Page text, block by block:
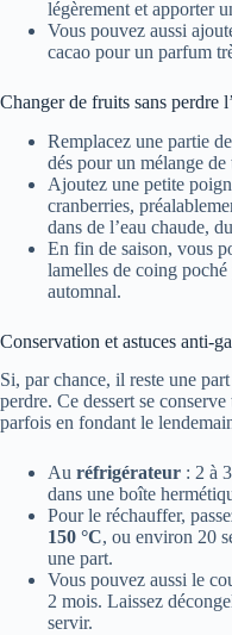
légèrement et apporter
Vous pouvez aussi
cacao pour un parfum
Changer de fruits sans perdre
Remplacez une partie
dés pour un mélange de
Ajoutez une petite
cranberries,
dans de l’eau chaude,
En fin de saison, vous
lamelles de coing
automnal.
Conservation et astuces anti-
Si, par chance, il reste une
perdre. Ce dessert se
parfois en fondant le
Au réfrigérateur : 2 à
dans une boîte
Pour le réchauffer,
150 °C, ou environ 20
une part.
Vous pouvez aussi le
2 mois. Laissez
servir.